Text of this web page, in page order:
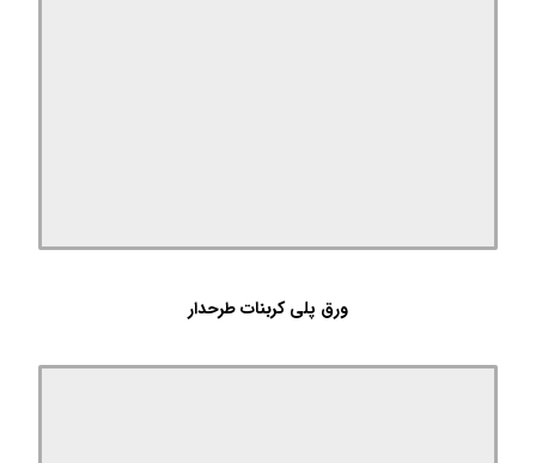
ورق پلی کربنات طرحدار